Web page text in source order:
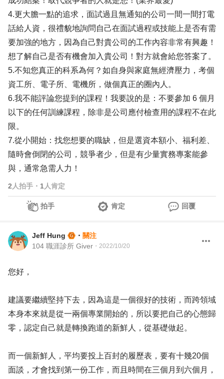
4.更大膽一點的追求，面試過且無通知的公司一間一間打電
話給人資，很禮貌地詢問自己在面試過程或技能上是否有需
要加強的地方，因為自己對貴公司的工作內容非常有興趣！
想了解自己是否有機會加入貴公司！對方就會給您答案了。
5.不知您真正的科系為何？如自身與家庭無經濟壓力，考個
資工所、電子所、電機所，做個真正的圈內人。
6.我不能評論您提到的課程！我要說的是：不要參加 6 個月
以下的任何訓練課程，除非是公司應付檢查用的課程不在此
限。
7.從小開始：找您想要的職缺，但是選資本額小、福利差、
隨時會倒閉的公司，競爭者少，但是有少量實務專案能參
與，通常急需人力！
2 人拍手 ・ 1 人肯定
拍手 肯定 回覆
Jeff Hung ・ 關注
104 職涯診所 Giver ・ 2022/10/20
您好，
建議要繼續堅持下去，因為這是一個很好的技術，而跨領域
本身本來就是從一兩個專業開始的，所以要把自己的心態歸
零，認定自己就是轉換跑道的新鮮人，從基礎做起。
而一個新鮮人，平均要投上百封的履歷表，要有十幾20個
面談，才會找到第一份工作，而且時間在三個月到六個月，